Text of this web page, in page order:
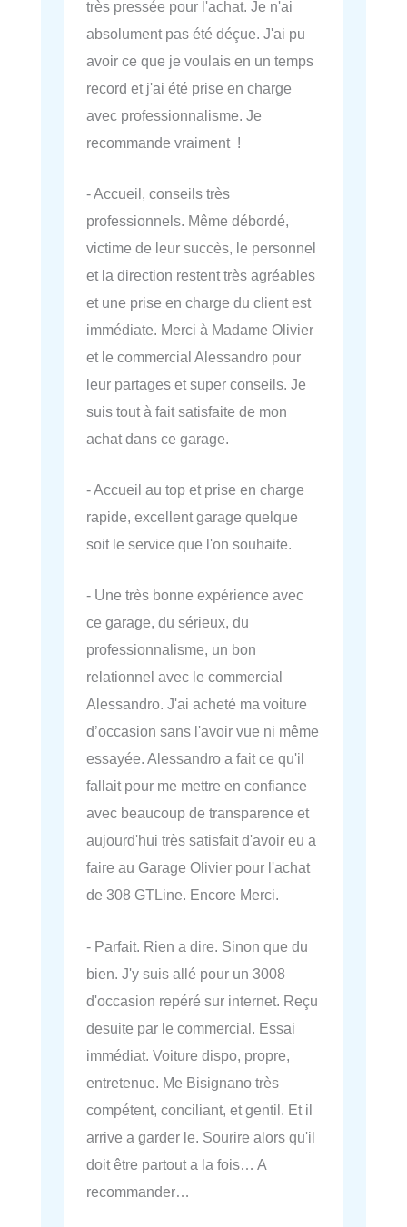
très pressée pour l'achat. Je n'ai
absolument pas été déçue. J'ai pu
avoir ce que je voulais en un temps
record et j'ai été prise en charge
avec professionnalisme. Je
recommande vraiment !
- Accueil, conseils très
professionnels. Même débordé,
victime de leur succès, le personnel
et la direction restent très agréables
et une prise en charge du client est
immédiate. Merci à Madame Olivier
et le commercial Alessandro pour
leur partages et super conseils. Je
suis tout à fait satisfaite de mon
achat dans ce garage.
- Accueil au top et prise en charge
rapide, excellent garage quelque
soit le service que l'on souhaite.
- Une très bonne expérience avec
ce garage, du sérieux, du
professionnalisme, un bon
relationnel avec le commercial
Alessandro. J'ai acheté ma voiture
d’occasion sans l'avoir vue ni même
essayée. Alessandro a fait ce qu'il
fallait pour me mettre en confiance
avec beaucoup de transparence et
aujourd'hui très satisfait d'avoir eu a
faire au Garage Olivier pour l'achat
de 308 GTLine. Encore Merci.
- Parfait. Rien a dire. Sinon que du
bien. J'y suis allé pour un 3008
d'occasion repéré sur internet. Reçu
desuite par le commercial. Essai
immédiat. Voiture dispo, propre,
entretenue. Me Bisignano très
compétent, conciliant, et gentil. Et il
arrive a garder le. Sourire alors qu'il
doit être partout a la fois… A
recommander…